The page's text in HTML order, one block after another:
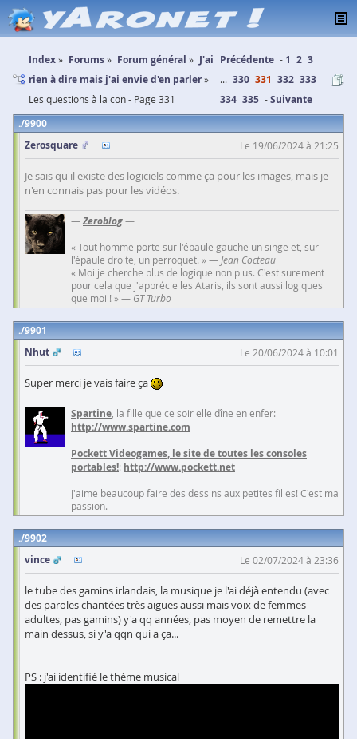
Index Forums Forum général
J'ai
rien à dire mais j'ai envie d'en parler
Les questions à la con - Page 331
Précédente 1 2 3
... 330 331 332 333
334 335
Suivante
9900
Zerosquare
Le 19/06/2024 à 21:25
Je sais qu'il existe des logiciels comme ça pour les images, mais je
n'en connais pas pour les vidéos.
—Zeroblog—
« Tout homme porte sur l'épaule gauche un singe et, sur
l'épaule droite, un perroquet. » — Jean Cocteau
« Moi je cherche plus de logique non plus. C'est surement
pour cela que j'apprécie les Ataris, ils sont aussi logiques
que moi ! » — GT Turbo
9901
Nhut
Le 20/06/2024 à 10:01
Super merci je vais faire ça
Spartine , la fille que ce soir elle dîne en enfer:
http://www.spartine.com
Pockett Videogames, le site de toutes les consoles
portables!: http://www.pockett.net
J'aime beaucoup faire des dessins aux petites filles! C'est ma
passion.
9902
vince
Le 02/07/2024 à 23:36
le tube des gamins irlandais, la musique je l'ai déjà entendu (avec
des paroles chantées très aigües aussi mais voix de femmes
adultes, pas gamins) y'a qq années, pas moyen de remettre la
main dessus, si y'a qqn qui a ça...
PS : j'ai identifié le thème musical